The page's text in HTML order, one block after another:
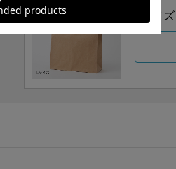
Lサイズ